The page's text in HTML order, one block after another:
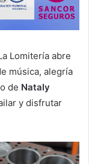
Lomitería abre
música, alegría
de Nataly
y disfrutar